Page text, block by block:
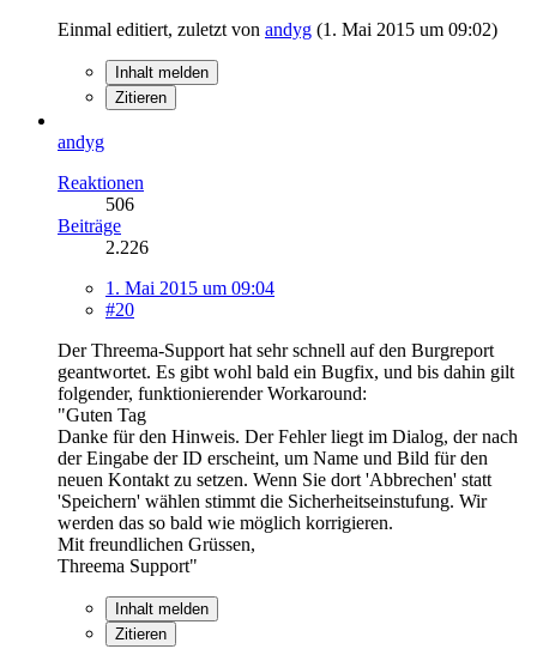
Einmal editiert, zuletzt von andyg (1. Mai 2015 um 09:02)
Inhalt melden
Zitieren
andyg
Reaktionen
506
Beiträge
2.226
1. Mai 2015 um 09:04
#20
Der Threema-Support hat sehr schnell auf den Burgreport
geantwortet. Es gibt wohl bald ein Bugfix, und bis dahin gilt
folgender, funktionierender Workaround:
"Guten Tag
Danke für den Hinweis. Der Fehler liegt im Dialog, der nach
der Eingabe der ID erscheint, um Name und Bild für den
neuen Kontakt zu setzen. Wenn Sie dort 'Abbrechen' statt
'Speichern' wählen stimmt die Sicherheitseinstufung. Wir
werden das so bald wie möglich korrigieren.
Mit freundlichen Grüssen,
Threema Support"
Inhalt melden
Zitieren